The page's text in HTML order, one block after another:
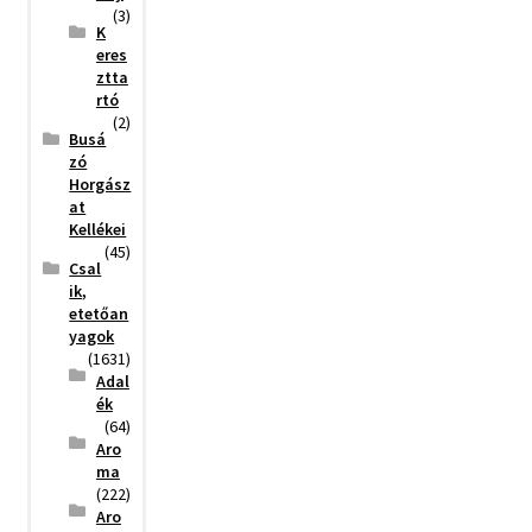
(3)
K
eres
ztta
rtó
(2)
Busá
zó
Horgász
at
Kellékei
(45)
Csal
ik,
etetőan
yagok
(1631)
Adal
ék
(64)
Aro
ma
(222)
Aro